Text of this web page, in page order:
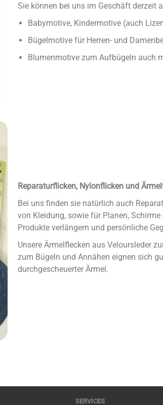
Sie können bei uns im Geschäft derzeit
Babymotive, Kindermotive (auch
Bügelmotive für Herren- und
Blumenmotive zum Aufbügeln auch
Reparaturflicken, Nylonflicken und
Bei uns finden sie natürlich auch
von Kleidung, sowie für Planen,
Produkte verlängern und persönliche
Unsere Ärmelflecken aus Veloursleder
zum Bügeln und Annähen eignen sich
durchgescheuerter Ärmel.
SERVICES